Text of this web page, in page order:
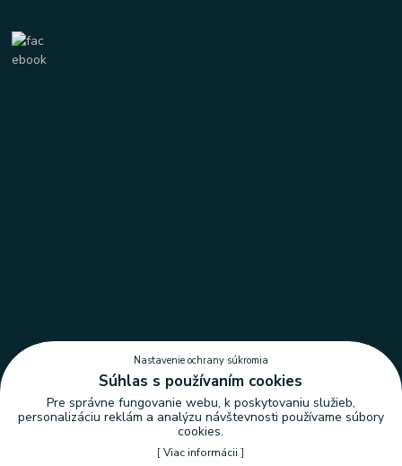
Nastavenie ochrany súkromia
Súhlas s používaním cookies
Pre správne fungovanie webu, k poskytovaniu služieb,
personalizáciu reklám a analýzu návštevnosti používame súbory
cookies.
[Viac informácii ]